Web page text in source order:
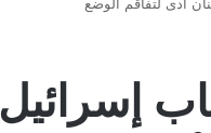
إسرائيل